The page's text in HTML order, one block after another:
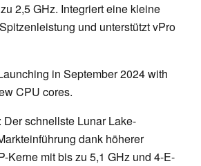
2,5 GHz. Integriert eine kleine
und unterstützt vPro
in September 2024 with
CPU cores.
: Der schnellste Lunar Lake-
dank höherer
Kerne mit bis zu 5,1 GHz und 4-E-